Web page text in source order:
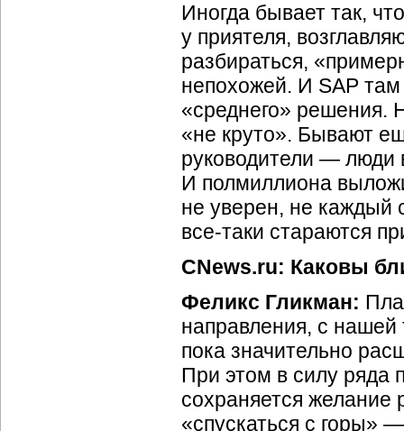
Иногда бывает так,
у приятеля,
разбираться,
непохожей. И SAP
«среднего» решения.
«не круто». Бывают
руководители — люди
И полмиллиона
не уверен, не каждый
все-таки стараются
CNews.ru: Каковы
Феликс Гликман:
направления, с
пока значительно
При этом в силу ряда
сохраняется
«спускаться с горы»